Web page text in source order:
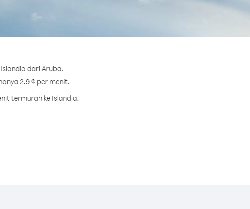
dari Aruba.
2.9 ¢ per menit.
termurah ke Islandia.